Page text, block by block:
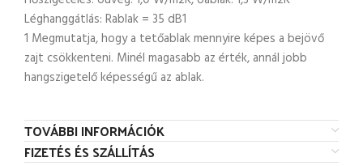
Léghanggátlás: Rablak = 35 dB1
1 Megmutatja, hogy a tetőablak mennyire képes a bejövő
zajt csökkenteni. Minél magasabb az érték, annál jobb
hangszigetelő képességű az ablak.
TOVÁBBI INFORMÁCIÓK
FIZETÉS ÉS SZÁLLÍTÁS